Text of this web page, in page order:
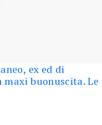
ex ed di
buonuscita. Le